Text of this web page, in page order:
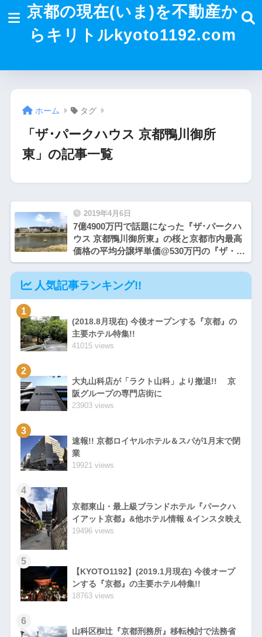
京都の現在(いま)を不動産か
らキリトルkyoto1192.com
ホーム タグ
「ザ･パークハウス 京都鴨川御所
東」の記事一覧
2019年4月6日
7億4900万円で話題になった『ザ･パークハ
ウス 京都鴨川御所東』の桜と京都市内最高
価格の平均分譲坪単価@530万円の『ザ・京
都レジデンス御所東』
人気記事ランキング!!
1
(2018.8月現在) 今後オープンする『京都』の
主要ホテル特集!!
41015 views
2
大丸山科店が「ラクト山科」より撤退!! 京
阪グループの専門店街に
23903 views
3
速報!! 京都ロイヤルホテル＆スパが1月末で閉
業
19921 views
4
京都東山・最上級ブランドホテル『パークハ
イアット京都』&他ホテル情報 &インスタ映え
19496 views
5
【KYOTO1192】(2019.1月現在) 今後オープ
ンする『京都』の主要ホテル特集!!
18763 views
6
山科区椥辻『京都刑務所』移転検討で法務省